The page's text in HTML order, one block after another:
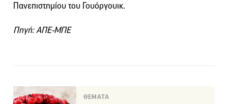
Πανεπιστημίου του Γουόργουικ.
Πηγή: ΑΠΕ-ΜΠΕ
ΘΕΜΑΤΑ